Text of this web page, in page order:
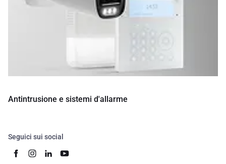
Antintrusione e sistemi d'allarme
Seguici sui social